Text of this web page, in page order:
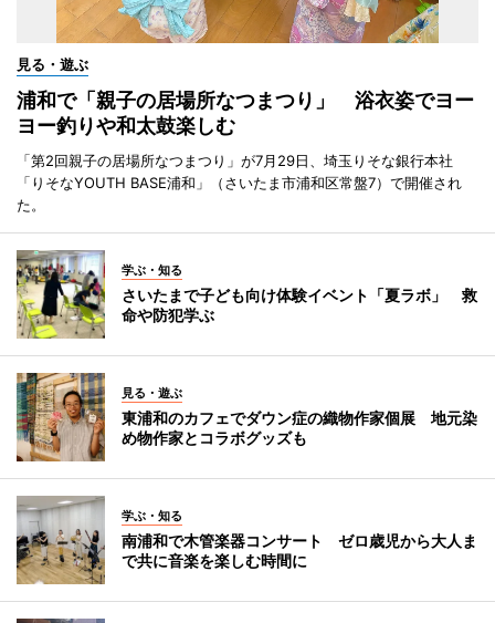
見る・遊ぶ
浦和で「親子の居場所なつまつり」 浴衣姿でヨー
ヨー釣りや和太鼓楽しむ
「第2回親子の居場所なつまつり」が7月29日、埼玉りそな銀行本社
「りそなYOUTH BASE浦和」（さいたま市浦和区常盤7）で開催され
た。
学ぶ・知る
さいたまで子ども向け体験イベント「夏ラボ」 救
命や防犯学ぶ
見る・遊ぶ
東浦和のカフェでダウン症の織物作家個展 地元染
め物作家とコラボグッズも
学ぶ・知る
南浦和で木管楽器コンサート ゼロ歳児から大人ま
で共に音楽を楽しむ時間に